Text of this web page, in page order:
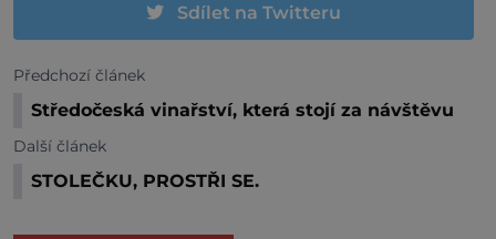
Sdílet na Twitteru
Předchozí článek
Středočeská vinařství, která stojí za návštěvu
Další článek
STOLEČKU, PROSTŘI SE.